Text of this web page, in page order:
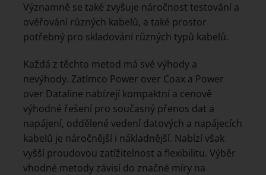
Významně se také zvyšuje náročnost testování a
ověřování různých kabelů, a také prostor
potřebný pro skladování různých typů kabelů.
Každá z těchto metod má své výhody a
nevýhody. Zatímco Power over Coax a Power
over Dataline nabízejí kompaktní a cenově
výhodné řešení pro současný přenos dat a
napájení, oddělené vedení datových a napájecích
kabelů je náročnější i nákladnější. Nabízí však
vyšší proudovou zatížitelnost a flexibilitu. Výběr
vhodné metody závisí do značné míry na